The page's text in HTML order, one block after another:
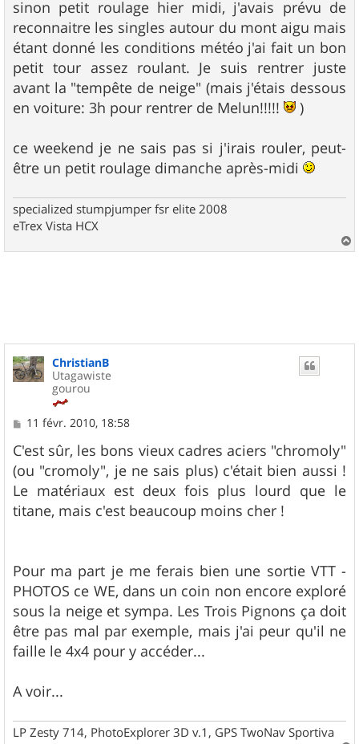
sinon petit roulage hier midi, j'avais prévu de
reconnaitre les singles autour du mont aigu mais
étant donné les conditions météo j'ai fait un bon
petit tour assez roulant. Je suis rentrer juste
avant la "tempête de neige" (mais j'étais dessous
en voiture: 3h pour rentrer de Melun!!!!!
)
ce weekend je ne sais pas si j'irais rouler, peut-
être un petit roulage dimanche après-midi
specialized stumpjumper fsr elite 2008
eTrex Vista HCX
a
ChristianB
Utagawiste
gourou
M
s
s
a
g
e
11 févr. 2010, 18:58
C'est sûr, les bons vieux cadres aciers "chromoly"
(ou "cromoly", je ne sais plus) c'était bien aussi !
Le matériaux est deux fois plus lourd que le
titane, mais c'est beaucoup moins cher !
Pour ma part je me ferais bien une sortie VTT -
PHOTOS ce WE, dans un coin non encore exploré
sous la neige et sympa. Les Trois Pignons ça doit
être pas mal par exemple, mais j'ai peur qu'il ne
faille le 4x4 pour y accéder...
A voir...
LP Zesty 714, PhotoExplorer 3D v.1, GPS TwoNav Sportiva